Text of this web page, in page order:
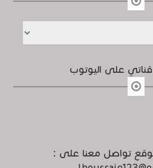
على اليوتوب
تواصل معنا على :